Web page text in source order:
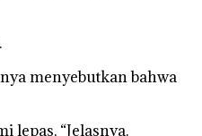
menyebutkan bahwa
lepas, “Jelasnya.